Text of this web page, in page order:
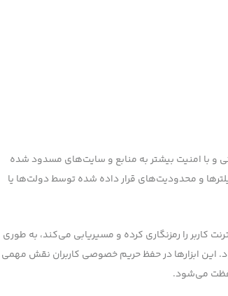
و با امنیت بیشتر به منابع و سایت‌های مسدود شده
و محدودیت‌های قرار داده شده توسط دولت‌ها یا
کاربر را رمزنگاری کرده و مسیریابی می‌کند، به طوری
این ابزارها در حفظ حریم خصوصی کاربران نقش مهمی
می‌شود.